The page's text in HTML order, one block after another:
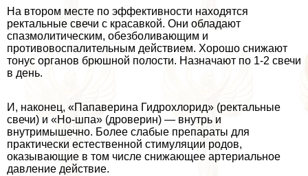
На втором месте по эффективности находятся
ректальные свечи с красавкой. Они обладают
спазмолитическим, обезболивающим и
противовоспалительным действием. Хорошо снижают
тонус органов брюшной полости. Назначают по 1-2 свечи
в день.
И, наконец, «Папаверина Гидрохлорид» (ректальные
свечи) и «Но-шпа» (дроверин) — внутрь и
внутримышечно. Более слабые препараты для
пpaктически естественной стимуляции родов,
оказывающие в том числе снижающее артериальное
давление действие.